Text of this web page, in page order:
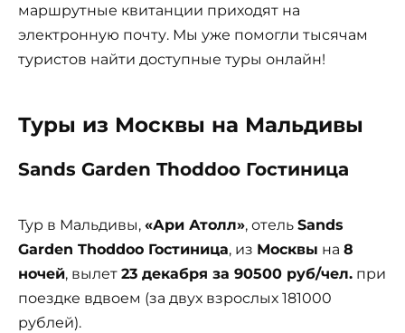
маршрутные квитанции приходят на
электронную почту. Мы уже помогли тысячам
туристов найти доступные туры онлайн!
Туры из Москвы на Мальдивы
Sands Garden Thoddoo Гостиница
Тур в Мальдивы, «Ари Атолл», отель Sands
Garden Thoddoo Гостиница, из Москвы на 8
ночей, вылет 23 декабря за 90500 руб/чел. при
поездке вдвоем (за двух взрослых 181000
рублей).